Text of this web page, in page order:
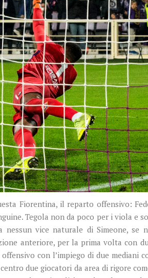
Fiorentina, il reparto offensivo:
Tegola non da poco per i viola
vice naturale di Simeone, se
anteriore, per la prima volta con
con l’impiego di due mediani
due giocatori da area di rigore